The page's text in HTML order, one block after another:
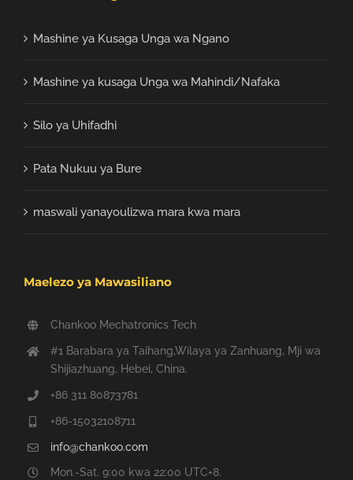
Mashine ya Kusaga Unga wa Ngano
Mashine ya kusaga Unga wa Mahindi/Nafaka
Silo ya Uhifadhi
Pata Nukuu ya Bure
maswali yanayoulizwa mara kwa mara
Maelezo ya Mawasiliano
Chankoo Mechatronics Tech
#1 Barabara ya Taihang,Wilaya ya Zanhuang, Mji wa
Shijiazhuang, Hebei, China.
+86 311 80873781
+86-15032108711
info@chankoo.com
Mon.-Sat. 9:00 kwa 22:00 UTC+8.